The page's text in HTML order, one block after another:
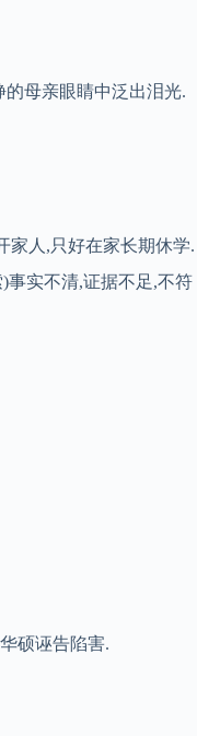
母亲眼睛中泛出泪光.
家人,只好在家长期休学.
事实不清,证据不足,不符
硕诬告陷害.